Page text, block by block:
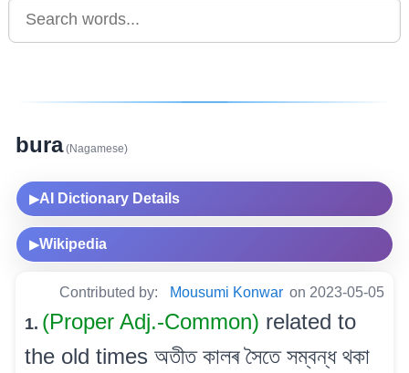
bura(Nagamese)
▶AI Dictionary Details
▶Wikipedia
Contributed by: Mousumi Konwar on 2023-05-05
1. (Proper Adj.-Common) related to
the old times অতীত কালৰ সৈতে সম্বন্ধ থকা